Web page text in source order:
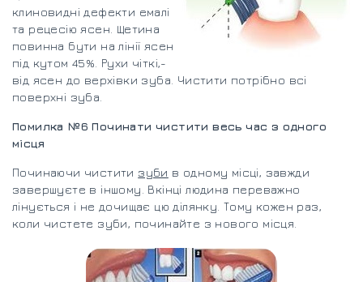
клиновидні дефекти емалі
та рецесію ясен. Щетина
повинна бути на лінії ясен
під кутом 45%. Рухи чіткі,-
від ясен до верхівки зуба. Чистити потрібно всі
поверхні зуба.
Помилка №6 Починати чистити весь час з одного
місця
Починаючи чистити зуби в одному місці, завжди
завершуєте в іншому. Вкінці людина переважно
лінується і не дочищає цю ділянку. Тому кожен раз,
коли чистете зуби, починайте з нового місця.